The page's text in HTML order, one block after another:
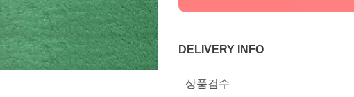
DELIVERY INFO
상품검수